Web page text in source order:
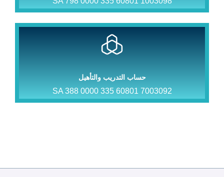
حساب التدريب والتأهيل
SA 388 0000 335 60801 7003092